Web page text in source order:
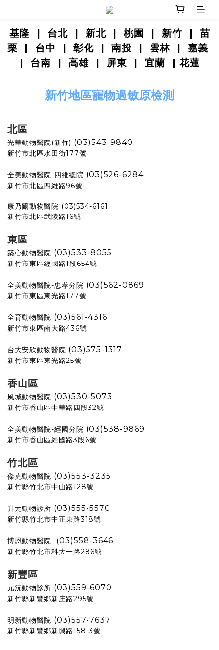
基隆 | 台北 | 新北| 桃園 | 新竹 | 苗
栗 | 台中 | 彰化 | 南投 | 雲林 | 嘉義
| 台南 | 高雄| 屏東| 宜蘭 | 花蓮
新竹地區寵物過敏原檢測
北區
光華動物醫院(新竹) (03)543-9840
新竹市北區水田街177號
全美動物醫院-四維總院 (03)526-6284
新竹市北區四維路96號
康乃爾動物醫院 (03)534-6161
新竹市北區武陵路16號
東區
築心動物醫院 (03)533-8055
新竹市東區經國路1段654號
全美動物醫院-忠孝分院 (03)562-0869
新竹市東區東光路177號
全育動物醫院 (03)561-4316
新竹市東區南大路436號
台大安欣動物醫院 (03)575-1317
新竹市東區東光路25號
香山區
風城動物醫院 (03)530-5073
新竹市香山區中華路四段32號
全美動物醫院-經國分院 (03)538-9869
新竹市香山區經國路3段6號
竹北區
傑克動物醫院 (03)553-3235
新竹縣竹北市中山路128號
升元動物診所 (03)555-5570
新竹縣竹北市中正東路318號
博恩動物醫院 (03)558-3646
新竹縣竹北市科大一路286號
新豐區
元沅動物診所 (03)559-6070
新竹縣新豐鄉新庄路295號
明新動物醫院 (03)557-7637
新竹縣新豐鄉新興路158-3號